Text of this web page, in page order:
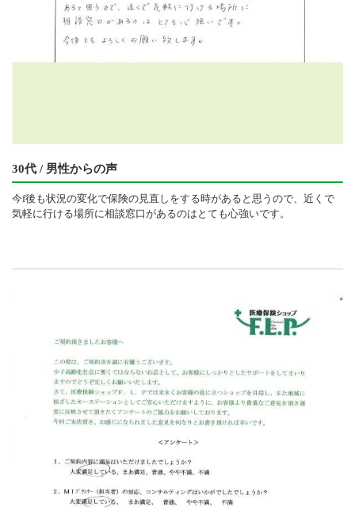
30代 / 男性からの声
今f後も状況の変化で保険の見直しをする時があると思うので、近くで
気軽に行ける場所に相談窓口があるのはとても心強いです。